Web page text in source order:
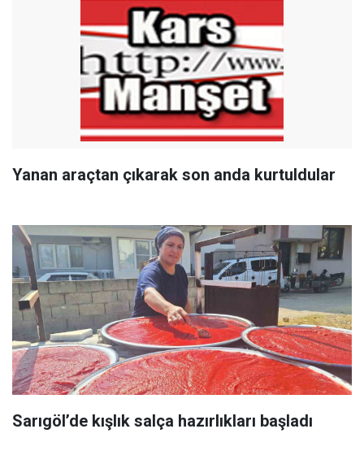
Yanan araçtan çıkarak son anda kurtuldular
Sarıgöl’de kışlık salça hazırlıkları başladı